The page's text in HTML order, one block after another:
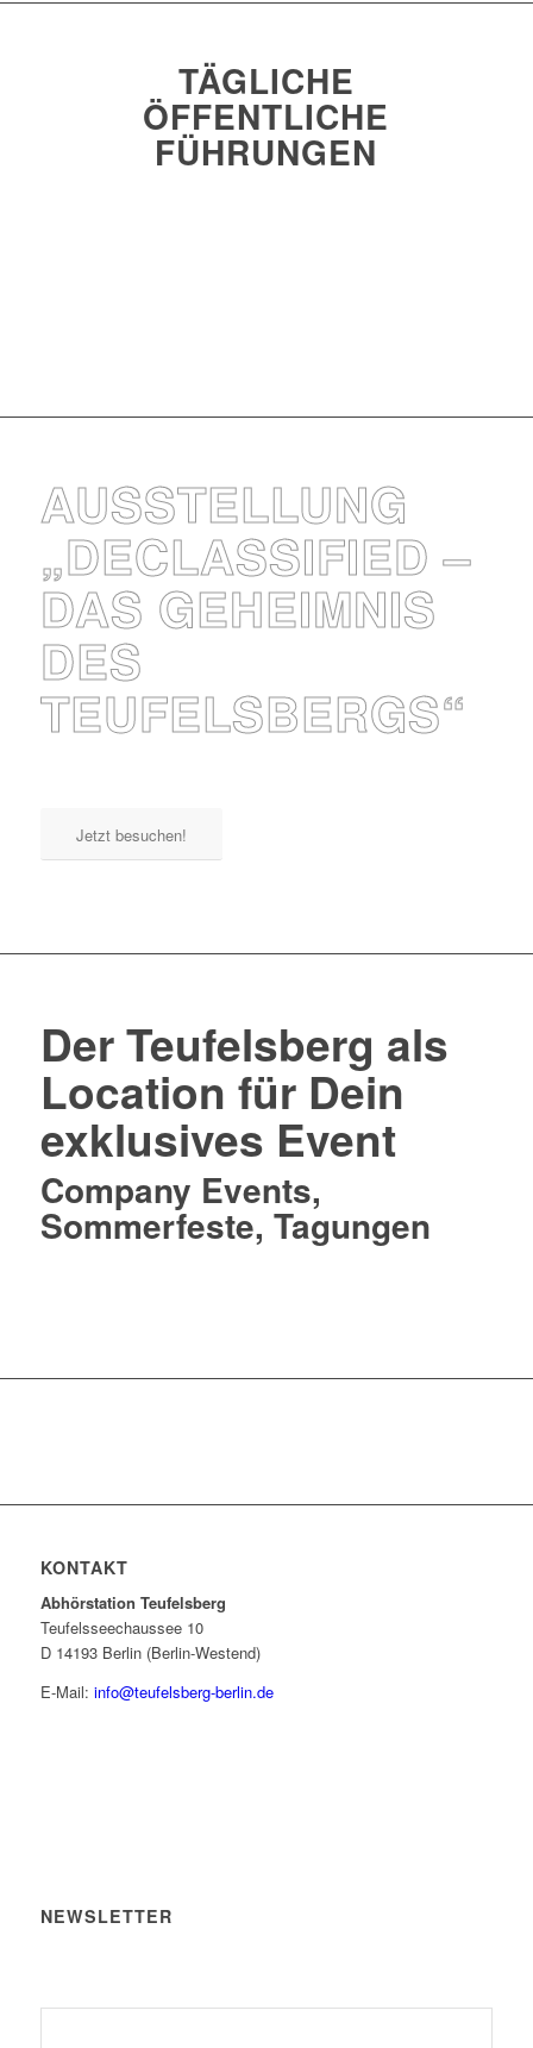
TÄGLICHE
ÖFFENTLICHE
FÜHRUNGEN
AUSSTELLUNG
„DECLASSIFIED –
DAS GEHEIMNIS
DES
TEUFELSBERGS“
Jetzt besuchen!
Der Teufelsberg als
Location für Dein
exklusives Event
Company Events,
Sommerfeste, Tagungen
KONTAKT
Abhörstation Teufelsberg
Teufelsseechaussee 10
D 14193 Berlin (Berlin-Westend)
E-Mail: info@teufelsberg-berlin.de
NEWSLETTER